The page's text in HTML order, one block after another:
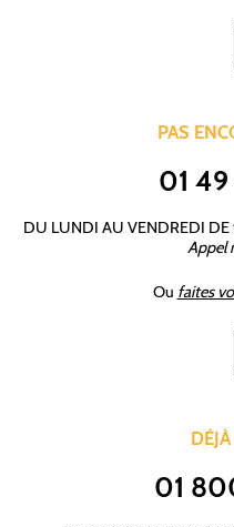
PAS
01 49
DU LUNDI AU VENDREDI
Appel
Ou faites
01